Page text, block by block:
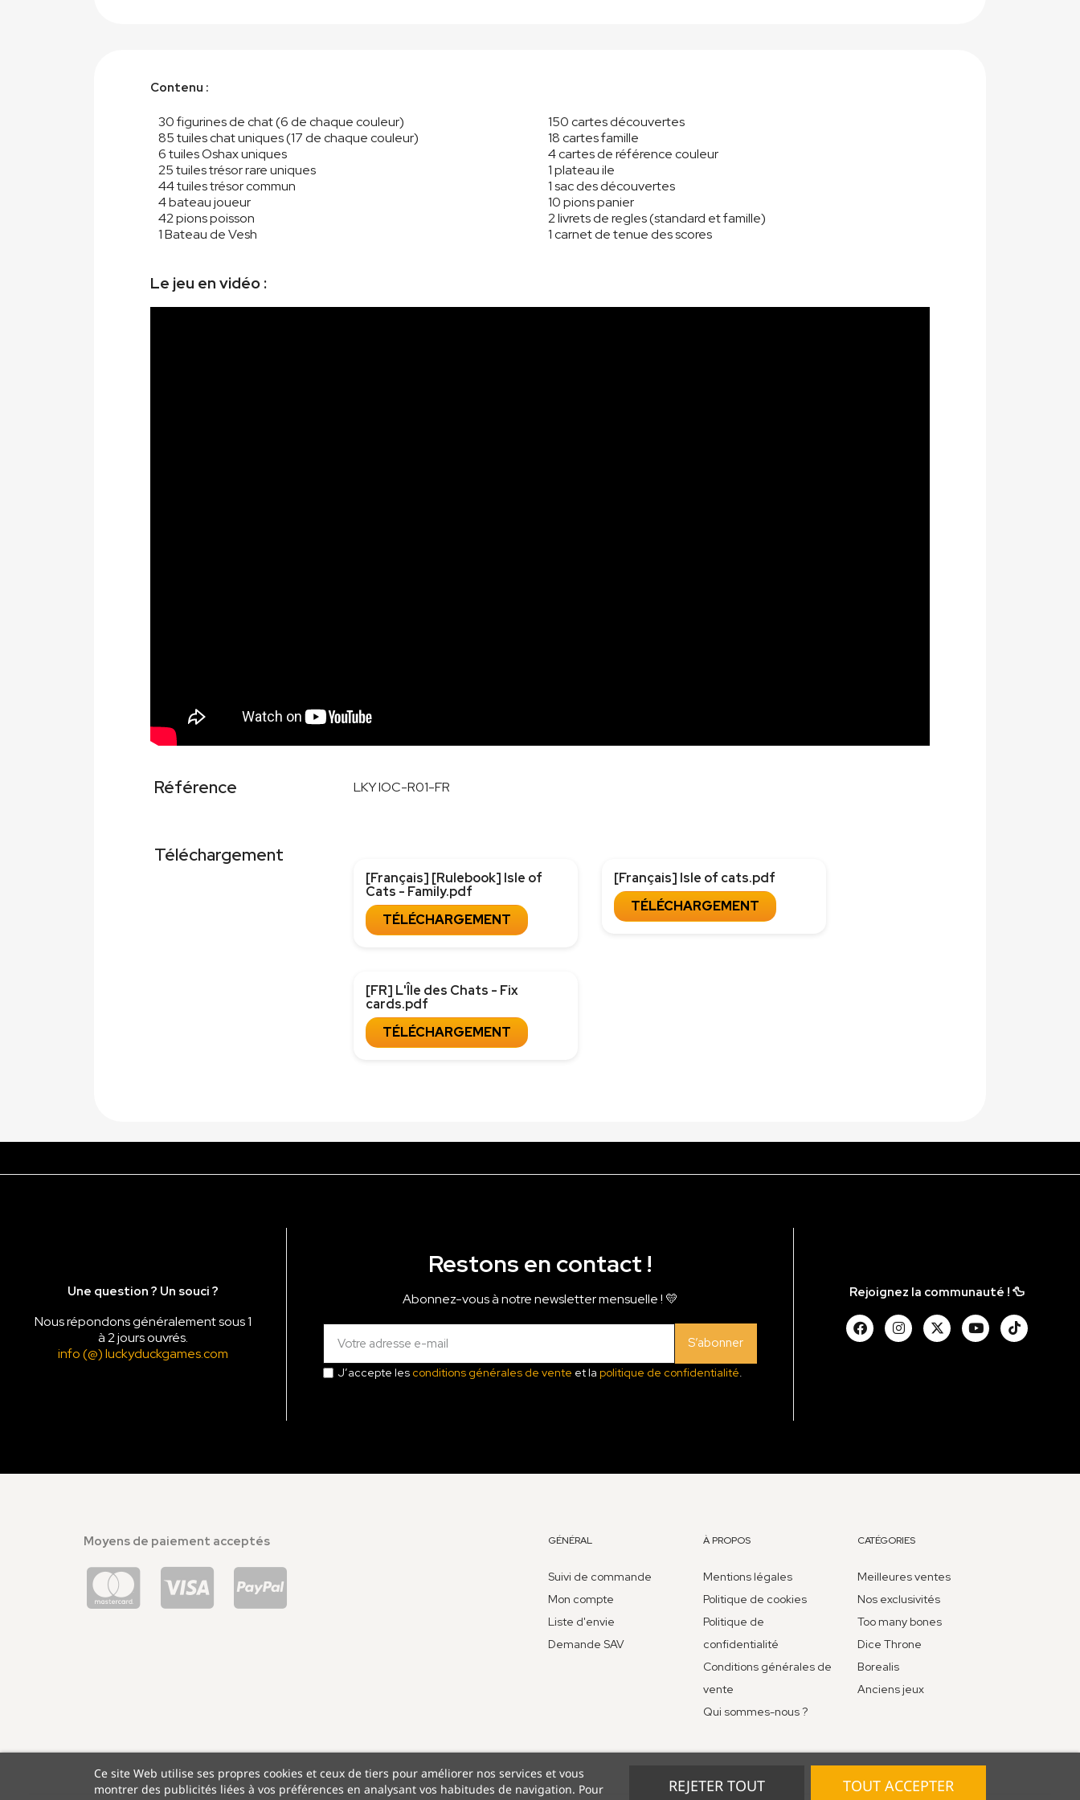
Contenu :
30 figurines de chat (6 de chaque couleur)
85 tuiles chat uniques (17 de chaque couleur)
6 tuiles Oshax uniques
25 tuiles trésor rare uniques
44 tuiles trésor commun
4 bateau joueur
42 pions poisson
1 Bateau de Vesh
150 cartes découvertes
18 cartes famille
4 cartes de référence couleur
1 plateau ile
1 sac des découvertes
10 pions panier
2 livrets de regles (standard et famille)
1 carnet de tenue des scores
Le jeu en vidéo :
Référence LKY IOC-R01-FR
Téléchargement
[Français] [Rulebook] Isle of
Cats - Family.pdf
TÉLÉCHARGEMENT
[Français] Isle of cats.pdf
TÉLÉCHARGEMENT
[FR] L'Île des Chats - Fix
cards.pdf
TÉLÉCHARGEMENT
Une question ? Un souci ?
Nous répondons généralement sous 1
à 2 jours ouvrés.
info (@) luckyduckgames.com
Restons en contact !
Abonnez-vous à notre newsletter mensuelle ! 💛
S’abonner
J’accepte les conditions générales de vente et la politique de confidentialité.
Rejoignez la communauté ! 🦆
Moyens de paiement acceptés GÉNÉRAL
Suivi de commande
Mon compte
Liste d'envie
Demande SAV
À PROPOS
Mentions légales
Politique de cookies
Politique de
confidentialité
Conditions générales de
vente
Qui sommes-nous ?
CATÉGORIES
Meilleures ventes
Nos exclusivités
Too many bones
Dice Throne
Borealis
Anciens jeux
Ce site Web utilise ses propres cookies et ceux de tiers pour améliorer nos services et vous
montrer des publicités liées à vos préférences en analysant vos habitudes de navigation. Pour
REJETER TOUT TOUT ACCEPTER